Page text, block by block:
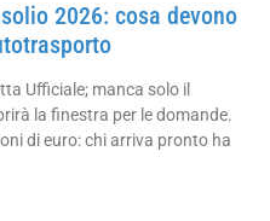
2026: cosa devono
Ufficiale; manca solo il
la finestra per le domande.
di euro: chi arriva pronto ha